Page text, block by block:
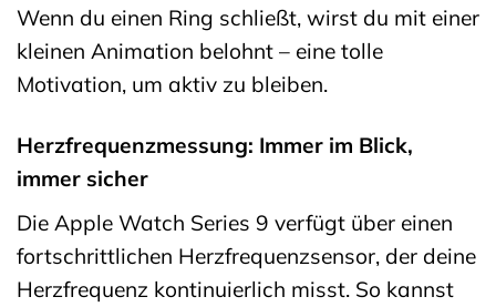
Wenn du einen Ring schließt, wirst du mit einer
kleinen Animation belohnt – eine tolle
Motivation, um aktiv zu bleiben.
Herzfrequenzmessung: Immer im Blick,
immer sicher
Die Apple Watch Series 9 verfügt über einen
fortschrittlichen Herzfrequenzsensor, der deine
Herzfrequenz kontinuierlich misst. So kannst